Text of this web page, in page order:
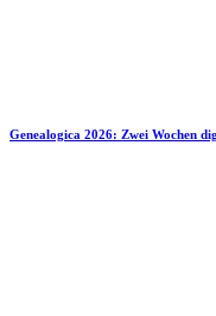
Genealogica 2026: Zwei Wochen